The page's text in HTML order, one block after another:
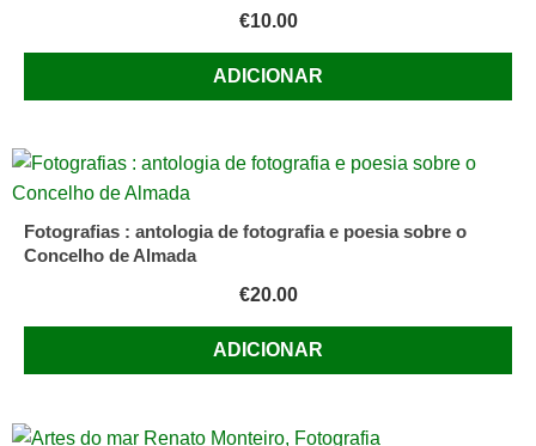
€10.00
ADICIONAR
Fotografias : antologia de fotografia e poesia sobre o
Concelho de Almada
€20.00
ADICIONAR